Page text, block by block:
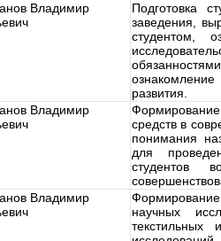
Владимир
Подготовка
заведения,
студентом,
ознакомление
развития.
Владимир
средств в
понимания
для
студентов
Владимир
научных
текстильных